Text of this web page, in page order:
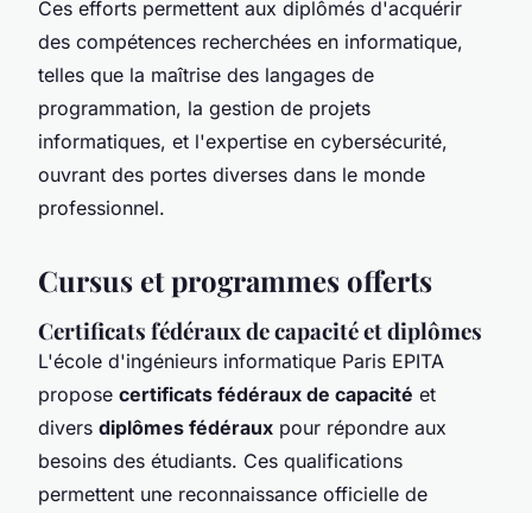
Ces efforts permettent aux diplômés d'acquérir
des compétences recherchées en informatique,
telles que la maîtrise des langages de
programmation, la gestion de projets
informatiques, et l'expertise en cybersécurité,
ouvrant des portes diverses dans le monde
professionnel.
Cursus et programmes offerts
Certificats fédéraux de capacité et diplômes
L'école d'ingénieurs informatique Paris EPITA
propose certificats fédéraux de capacité et
divers diplômes fédéraux pour répondre aux
besoins des étudiants. Ces qualifications
permettent une reconnaissance officielle de